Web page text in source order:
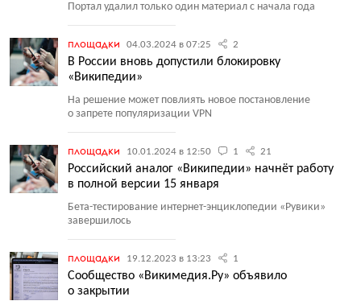
Портал удалил только один материал с начала года
площадки 04.03.2024 в 07:25 2
В России вновь допустили блокировку
«Википедии»
На решение может повлиять новое постановление
о запрете популяризации VPN
площадки 10.01.2024 в 12:50 1 21
Российский аналог «Википедии» начнёт работу
в полной версии 15 января
Бета-тестирование интернет-энциклопедии «Рувики»
завершилось
площадки 19.12.2023 в 13:23 1
Сообщество «Викимедия.Ру» объявило
о закрытии